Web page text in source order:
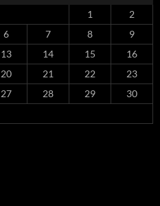
1
2
6 7 8
9
13 14 15
16
20 21 22
23
27 28 29
30